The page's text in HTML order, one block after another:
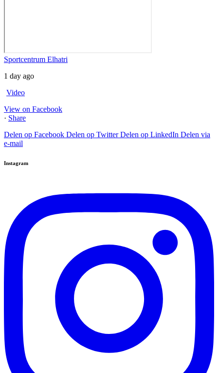
Sportcentrum Elhatri
1 day ago
Video
View on Facebook
· Share
Delen op Facebook Delen op Twitter Delen op LinkedIn Delen via
e-mail
Instagram